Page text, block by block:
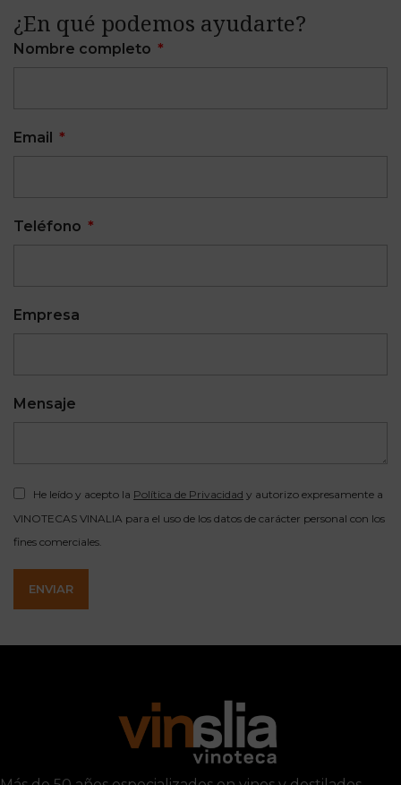
¿En qué podemos ayudarte?
Nombre completo
Email
Teléfono
Empresa
Mensaje
He leído y acepto la Política de Privacidad y autorizo expresamente a
VINOTECAS VINALIA para el uso de los datos de carácter personal con los
fines comerciales.
ENVIAR